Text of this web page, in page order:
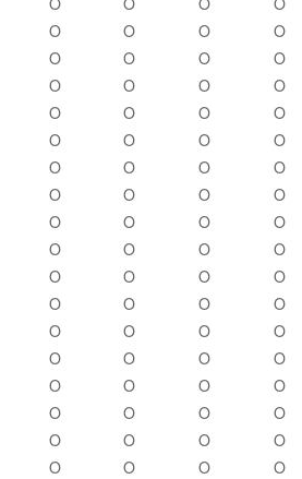
O O O
O
O O O
O
O O O
O
O O O
O
O O O
O
O O O
O
O O O
O
O O O
O
O O O
O
O O O
O
O O O
O
O O O
O
O O O
O
O O O
O
O O O
O
O O O
O
O O O
O